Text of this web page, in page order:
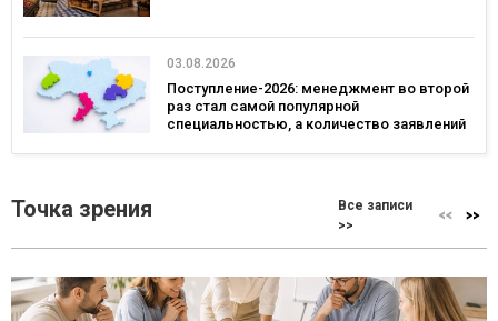
03.08.2026
Поступление-2026: менеджмент во второй
раз стал самой популярной
специальностью, а количество заявлений
Точка зрения
Все записи
>>